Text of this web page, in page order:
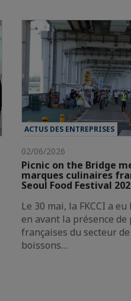
ACTUS DES ENTREPRISES
02/06/2026
Picnic on the Bridge
marques culinaires
Seoul Food Festival
Le 30 mai, la FKCCI a
en avant la présence
françaises du secteur
boissons…